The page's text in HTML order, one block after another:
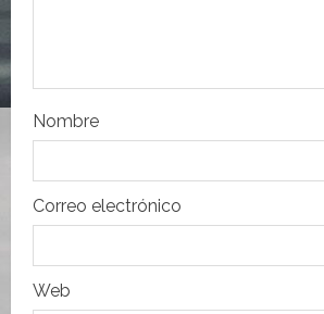
r
a
d
a
s
Nombre
Correo electrónico
Web